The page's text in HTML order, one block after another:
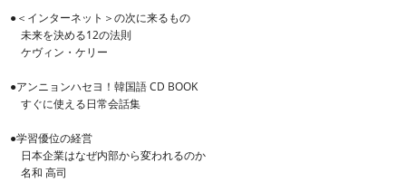
●＜インターネット＞の次に来るもの
未来を決める12の法則
ケヴィン・ケリー
●アンニョンハセヨ！韓国語 CD BOOK
すぐに使える日常会話集
●学習優位の経営
日本企業はなぜ内部から変われるのか
名和 高司